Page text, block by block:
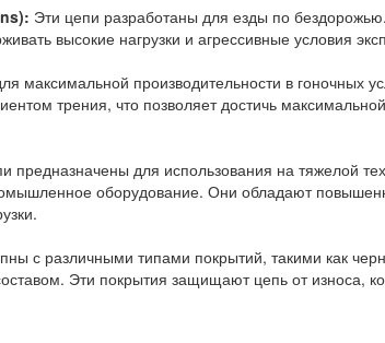
Эти цепи разработаны для езды по
высокие нагрузки и агрессивные условия
максимальной производительности в гоночных
трения, что позволяет достичь
предназначены для использования на тяжелой
оборудование. Они обладают
с различными типами покрытий, такими как
Эти покрытия защищают цепь от износа,